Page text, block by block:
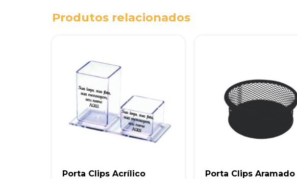
Produtos relacionados
Porta Clips Acrílico
Porta Clips Aramado